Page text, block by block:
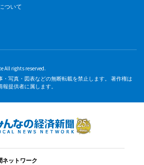
ついて
All rights reserved.
写真・図表などの無断転載を禁止します。 著作権は
提供者に属します。
ネットワーク